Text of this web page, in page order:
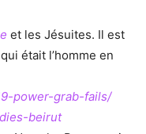
et les Jésuites. Il est
était l’homme en
power-grab-fails/
beirut